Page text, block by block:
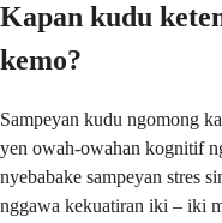
Kapan kudu
kemo?
Sampeyan kudu ngomong
yen owah-owahan kognitif
nyebabake sampeyan stres
nggawa kekuatiran iki – iki